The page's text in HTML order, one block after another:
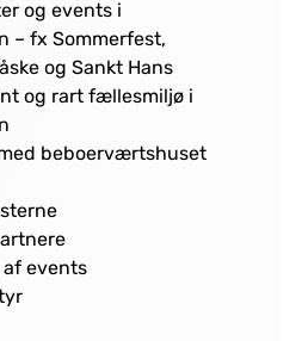
og events i
– fx Sommerfest,
og Sankt Hans
og rart fællesmiljø i
beboerværtshuset
events